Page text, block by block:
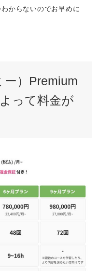
からないのでお早めに
）Premium
って料金が